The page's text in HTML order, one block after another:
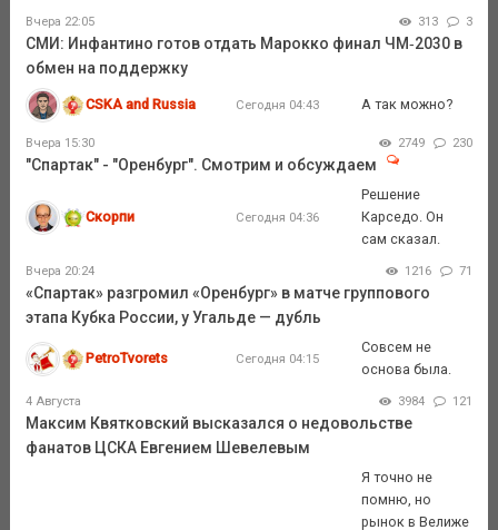
Вчера 22:05 313 3
СМИ: Инфантино готов отдать Марокко финал ЧМ‑2030 в
обмен на поддержку
CSKA and Russia Сегодня 04:43 А так можно?
Вчера 15:30 2749 230
"Спартак" - "Оренбург". Смотрим и обсуждаем
Скорпи Сегодня 04:36
Решение
Карседо. Он
сам сказал.
Вчера 20:24 1216 71
«Спартак» разгромил «Оренбург» в матче группового
этапа Кубка России, у Угальде — дубль
PetroTvorets Сегодня 04:15
Совсем не
основа была.
4 Августа 3984 121
Максим Квятковский высказался о недовольстве
фанатов ЦСКА Евгением Шевелевым
Я точно не
помню, но
рынок в Велиже